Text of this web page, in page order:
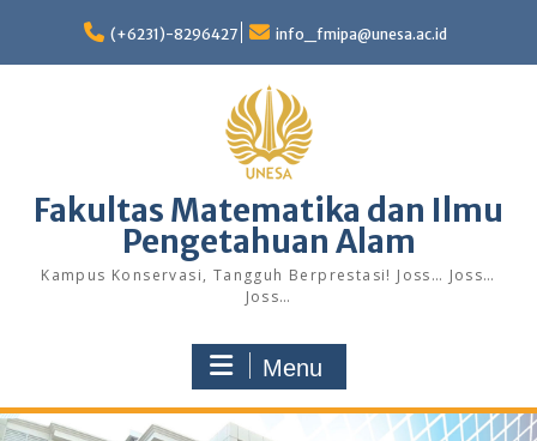
content
(+6231)-8296427 info_fmipa@unesa.ac.id
Fakultas Matematika dan Ilmu
Pengetahuan Alam
Kampus Konservasi, Tangguh Berprestasi! Joss… Joss…
Joss…
Menu